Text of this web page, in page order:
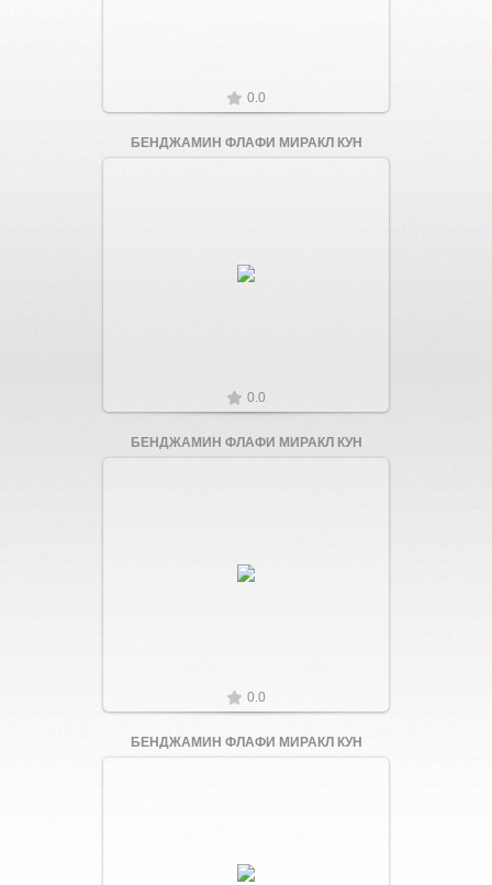
0.0
БЕНДЖАМИН ФЛАФИ МИРАКЛ КУН
Увеличить
0.0
БЕНДЖАМИН ФЛАФИ МИРАКЛ КУН
Увеличить
0.0
БЕНДЖАМИН ФЛАФИ МИРАКЛ КУН
Увеличить